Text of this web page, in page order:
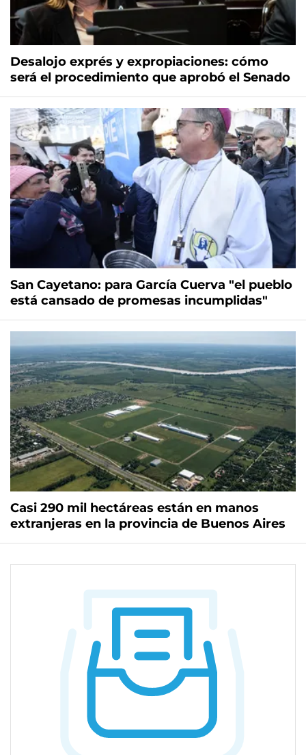
Desalojo exprés y expropiaciones: cómo
será el procedimiento que aprobó el Senado
San Cayetano: para García Cuerva "el pueblo
está cansado de promesas incumplidas"
Casi 290 mil hectáreas están en manos
extranjeras en la provincia de Buenos Aires